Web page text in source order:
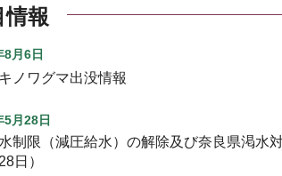
情報
8月6日
ノワグマ出没情報
5月28日
制限（減圧給水）の解除及び奈良県渇水
日）